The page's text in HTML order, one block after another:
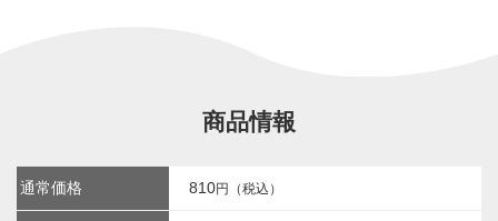
商品情報
通常価格 810円（税込）